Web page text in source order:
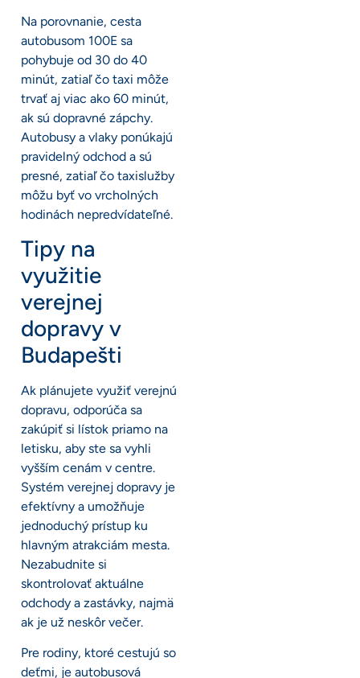
Na porovnanie, cesta
autobusom 100E sa
pohybuje od 30 do 40
minút, zatiaľ čo taxi môže
trvať aj viac ako 60 minút,
ak sú dopravné zápchy.
Autobusy a vlaky ponúkajú
pravidelný odchod a sú
presné, zatiaľ čo taxislužby
môžu byť vo vrcholných
hodinách nepredvídateľné.
Tipy na
využitie
verejnej
dopravy v
Budapešti
Ak plánujete využiť verejnú
dopravu, odporúča sa
zakúpiť si lístok priamo na
letisku, aby ste sa vyhli
vyšším cenám v centre.
Systém verejnej dopravy je
efektívny a umožňuje
jednoduchý prístup ku
hlavným atrakciám mesta.
Nezabudnite si
skontrolovať aktuálne
odchody a zastávky, najmä
ak je už neskôr večer.
Pre rodiny, ktoré cestujú so
deťmi, je autobusová